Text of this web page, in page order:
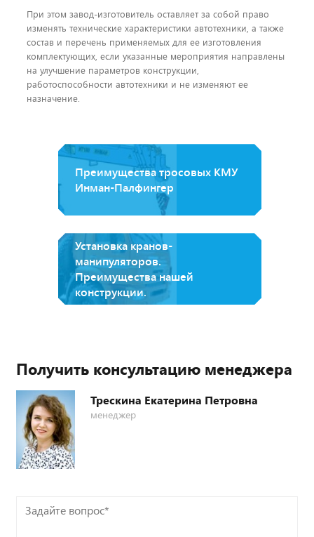
При этом завод-изготовитель оставляет за собой право
изменять технические характеристики автотехники, а также
состав и перечень применяемых для ее изготовления
комплектующих, если указанные мероприятия направлены
на улучшение параметров конструкции,
работоспособности автотехники и не изменяют ее
назначение.
Преимущества тросовых КМУ
Инман-Палфингер
Установка кранов-
манипуляторов.
Преимущества нашей
конструкции.
Получить консультацию менеджера
Трескина Екатерина Петровна
менеджер
Задайте